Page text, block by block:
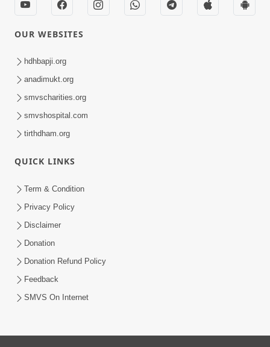
OUR WEBSITES
hdhbapji.org
anadimukt.org
smvscharities.org
smvshospital.com
tirthdham.org
QUICK LINKS
Term & Condition
Privacy Policy
Disclaimer
Donation
Donation Refund Policy
Feedback
SMVS On Internet